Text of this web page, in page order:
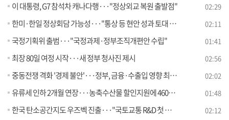
이 대통령, G7 참석차 캐나다행···"정상외교 복원 출발점" 02:29
한미·한일 정상회담 가능성···"통상 등 현안 성과 토대 마련" 02:11
국정기획위 출범···"국정과제·정부조직개편안 수립" 01:41
최장 80일 여정 시작···새 정부 청사진 제시 02:56
중동전쟁 격화 '경제 불안'···정부, 금융·수출입 영향 최소화 02:02
유류세 인하 2개월 연장···농축수산물 할인지원에 460억 원 01:48
한국 탄소공간지도 우즈벡 진출···"국토교통 R&D 첫 수출" 02:12